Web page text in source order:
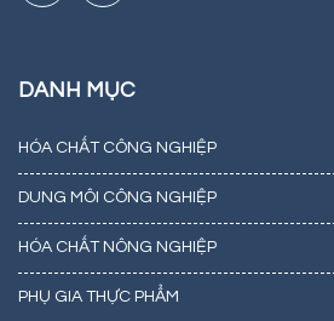
DANH MỤC
HÓA CHẤT CÔNG NGHIỆP
DUNG MÔI CÔNG NGHIỆP
HÓA CHẤT NÔNG NGHIỆP
PHỤ GIA THỰC PHẨM